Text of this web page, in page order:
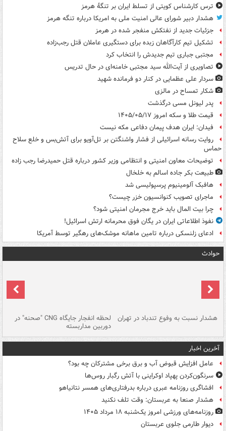
ترس کارشناس کویتی از تسلط ایران بر تنگۀ هرمز
هشدار دبیر شورای عالی امنیت ملی به امریکا درباره تنگه هرمز
جزئیات جدید از نفتکش منفجر شده در هرمز
تشکیل تیم کارآگاهان زبده برای دستگیری عاملان قتل رجب‌زاده
مجتبی جباری تیم جدیدش را انتخاب کرد
تصاویری از آیت‌الله سید مجتبی خامنه‌ای در حال تدریس
سردار علی عظمایی در کنار دو فرمانده شهید
شکار تمساح در مالزی
پدر لیونل مسی درگذشت
قیمت طلا و سکه امروز ۱۴۰۵/۰۵/۱۷
فیدان: ایران هدف پیمان دفاعی مکه نیست
روایت رسانه اسرائیلی از فشار واشنگتن بر تل‌آویو برای آتش‌بس و خلع سلاح
حماس
توضیحات معاون امنیتی و انتظامی وزیر کشور درباره قتل حمیدرضا رجب زاده
طبیعت بکر جاده اسالم به خلخال
هافبک آلومینیوم پرسپولیسی شد
ماجرای تصویب کنوانسیون خزر چیست؟
چرا بیت المال باید خرج مجرمان امنیتی شود؟
نفوذ اطلاعاتی ایران در یگان فوق محرمانه ارتش اسرائیل!
ادعای زلنسکی درباره تامین ماهانه موشک‌های رهگیر توسط آمریکا
حوادث
هشدار نسبت به وفوع تندباد در تهران لحظه انفجار جایگاه CNG "صحنه" در
دوربین مداربسته
آخرین اخبار
عامل افزایش قبوض آب و برق برخی مشترکان چه بود؟
سرنگون‌کردن پهپاد اوکراینی با آتش رگبار روس‌ها
افشاگری روزنامه عبری درباره بدرفتاری‌های همسر نتانیاهو
هشدار صنعا به عربستان: وقت تلف نکنید
روزنامه‌های ورزشی امروز یک‌شنبه ۱۸ مرداد ۱۴۰۵
دیوار طارمی جلوی عربستان